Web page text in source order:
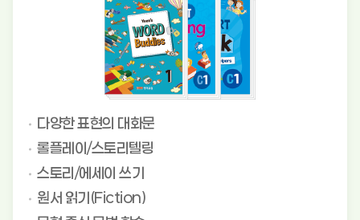
다양한 표현의 대화문
롤플레이/스토리텔링
스토리/에세이 쓰기
원서 읽기(Fiction)